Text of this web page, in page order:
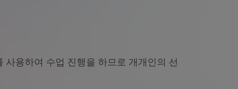
용하여 수업 진행을 하므로 개개인의 선